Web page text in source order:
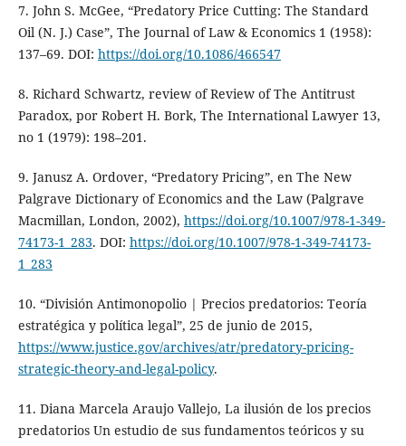
7. John S. McGee, “Predatory Price Cutting: The Standard
Oil (N. J.) Case”, The Journal of Law & Economics 1 (1958):
137–69. DOI: https://doi.org/10.1086/466547
8. Richard Schwartz, review of Review of The Antitrust
Paradox, por Robert H. Bork, The International Lawyer 13,
no 1 (1979): 198–201.
9. Janusz A. Ordover, “Predatory Pricing”, en The New
Palgrave Dictionary of Economics and the Law (Palgrave
Macmillan, London, 2002), https://doi.org/10.1007/978-1-349-
74173-1_283. DOI: https://doi.org/10.1007/978-1-349-74173-
1_283
10. “División Antimonopolio | Precios predatorios: Teoría
estratégica y política legal”, 25 de junio de 2015,
https://www.justice.gov/archives/atr/predatory-pricing-
strategic-theory-and-legal-policy.
11. Diana Marcela Araujo Vallejo, La ilusión de los precios
predatorios Un estudio de sus fundamentos teóricos y su